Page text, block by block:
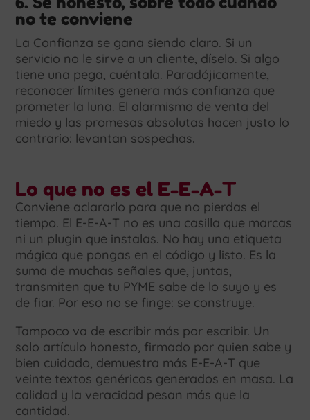
no te conviene
La Confianza se gana siendo claro. Si un
servicio no le sirve a un cliente, díselo. Si algo
tiene una pega, cuéntala. Paradójicamente,
reconocer límites genera más confianza que
prometer la luna. El alarmismo de venta del
miedo y las promesas absolutas hacen justo lo
contrario: levantan sospechas.
Lo que no es el E-E-A-T
Conviene aclararlo para que no pierdas el
tiempo. El E-E-A-T no es una casilla que marcas
ni un plugin que instalas. No hay una etiqueta
mágica que pongas en el código y listo. Es la
suma de muchas señales que, juntas,
transmiten que tu PYME sabe de lo suyo y es
de fiar. Por eso no se finge: se construye.
Tampoco va de escribir más por escribir. Un
solo artículo honesto, firmado por quien sabe y
bien cuidado, demuestra más E-E-A-T que
veinte textos genéricos generados en masa. La
calidad y la veracidad pesan más que la
cantidad.